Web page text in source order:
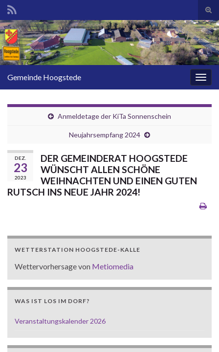
Search for:
Gemeinde Hoogstede
Anmeldetage der KiTa Sonnenschein
Neujahrsempfang 2024
DEZ.
23
2023
DER GEMEINDERAT HOOGSTEDE
WÜNSCHT ALLEN SCHÖNE
WEIHNACHTEN UND EINEN GUTEN
RUTSCH INS NEUE JAHR 2024!
WETTERSTATION HOOGSTEDE-KALLE
Wettervorhersage von Metiomedia
WAS IST LOS IM DORF?
Veranstaltungskalender 2026